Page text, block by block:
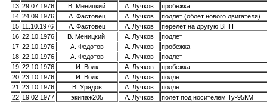
13 29.07.1976 В. Меницкий А. Лучков
пробежка
14 24.09.1976 А. Фастовец А. Лучков
подлет (облет нового двигателя)
15 11.10.1976 А. Фастовец А. Лучков
перелет на другую ВПП
16 22.10.1976 В. Меницкий А. Лучков
подлет
17 22.10.1976 А. Федотов А. Лучков
пробежка
18 22.10.1976 А. Федотов А. Лучков
подлет
19 22.10.1976 И. Волк А. Лучков
пробежка
20 23.10.1976 И. Волк А. Лучков
подлет
21 23.10.1976 В. Урядов А. Лучков
подлет
22 19.02.1977 экипаж205 А. Лучков
полет под носителем Ту-95КМ